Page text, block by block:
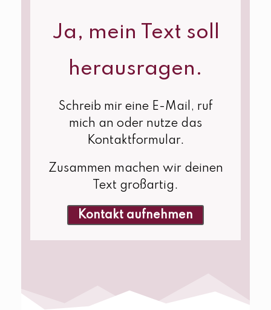
Ja, mein Text soll
herausragen.
Schreib mir eine E-Mail, ruf
mich an oder nutze das
Kontaktformular.
Zusammen machen wir deinen
Text großartig.
Kontakt aufnehmen